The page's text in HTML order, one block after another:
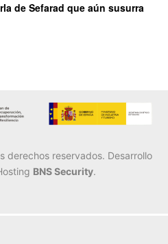
de Sefarad que aún susurra
derechos reservados. Desarrollo
BNS Security.